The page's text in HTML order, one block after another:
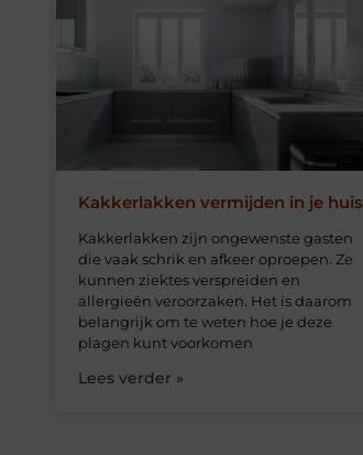
Kakkerlakken vermijden in je huis
Kakkerlakken zijn ongewenste gasten
die vaak schrik en afkeer oproepen. Ze
kunnen ziektes verspreiden en
allergieën veroorzaken. Het is daarom
belangrijk om te weten hoe je deze
plagen kunt voorkomen
Lees verder »